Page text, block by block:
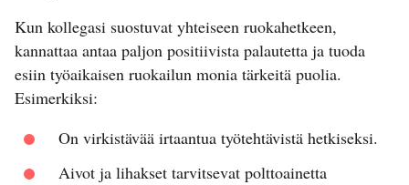
Kun kollegasi suostuvat yhteiseen ruokahetkeen,
kannattaa antaa paljon positiivista palautetta ja tuoda
esiin työaikaisen ruokailun monia tärkeitä puolia.
Esimerkiksi:
On virkistävää irtaantua työtehtävistä hetkiseksi.
Aivot ja lihakset tarvitsevat polttoainetta